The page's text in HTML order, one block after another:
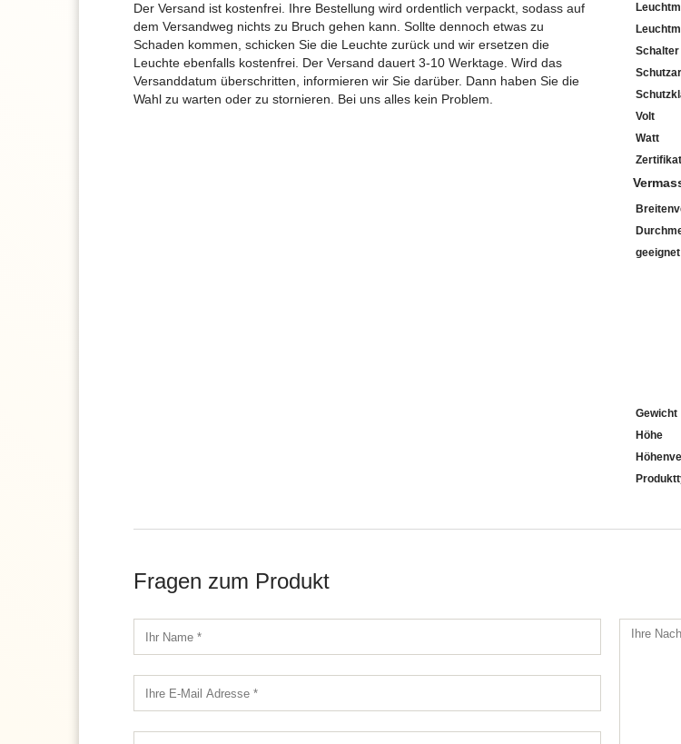
Der Versand ist kostenfrei. Ihre Bestellung wird ordentlich verpackt, sodass auf
dem Versandweg nichts zu Bruch gehen kann. Sollte dennoch etwas zu
Schaden kommen, schicken Sie die Leuchte zurück und wir ersetzen die
Leuchte ebenfalls kostenfrei. Der Versand dauert 3-10 Werktage. Wird das
Versanddatum überschritten, informieren wir Sie darüber. Dann haben Sie die
Wahl zu warten oder zu stornieren. Bei uns alles kein Problem.
Schalter
Volt
Watt
Zertifikat
Gewicht
Höhe
Fragen zum Produkt